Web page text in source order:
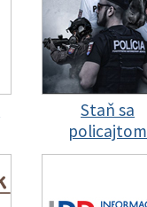
Staň sa
policajtom